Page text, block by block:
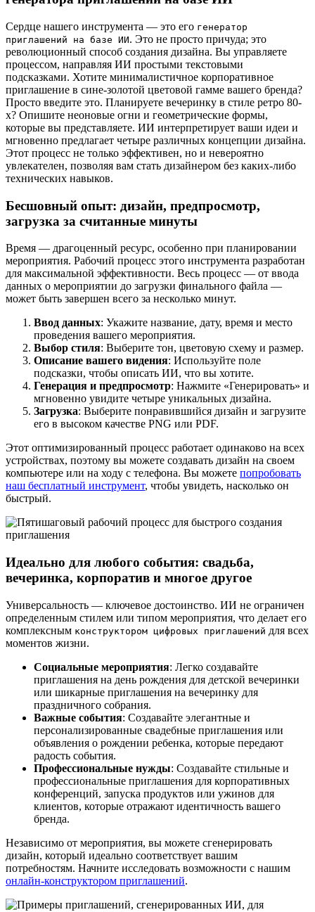
Сердце нашего инструмента — это его генератор
приглашений на базе ИИ. Это не просто причуда; это
революционный способ создания дизайна. Вы управляете
процессом, направляя ИИ простыми текстовыми
подсказками. Хотите минималистичное корпоративное
приглашение в сине-золотой цветовой гамме вашего бренда?
Просто введите это. Планируете вечеринку в стиле ретро 80-
х? Опишите неоновые огни и геометрические формы,
которые вы представляете. ИИ интерпретирует ваши идеи и
мгновенно предлагает четыре различных концепции дизайна.
Этот процесс не только эффективен, но и невероятно
увлекателен, позволяя вам стать дизайнером без каких-либо
технических навыков.
Бесшовный опыт: дизайн, предпросмотр,
загрузка за считанные минуты
Время — драгоценный ресурс, особенно при планировании
мероприятия. Рабочий процесс этого инструмента разработан
для максимальной эффективности. Весь процесс — от ввода
данных о мероприятии до загрузки финального файла —
может быть завершен всего за несколько минут.
Ввод данных: Укажите название, дату, время и место
проведения вашего мероприятия.
Выбор стиля: Выберите тон, цветовую схему и размер.
Описание вашего видения: Используйте поле
подсказки, чтобы описать ИИ, что вы хотите.
Генерация и предпросмотр: Нажмите «Генерировать» и
мгновенно увидите четыре уникальных дизайна.
Загрузка: Выберите понравившийся дизайн и загрузите
его в высоком качестве PNG или PDF.
Этот оптимизированный процесс работает одинаково на всех
устройствах, поэтому вы можете создавать дизайн на своем
компьютере или на ходу с телефона. Вы можете попробовать
наш бесплатный инструмент, чтобы увидеть, насколько он
быстрый.
Идеально для любого события: свадьба,
вечеринка, корпоратив и многое другое
Универсальность — ключевое достоинство. ИИ не ограничен
определенным стилем или типом мероприятия, что делает его
комплексным конструктором цифровых приглашений для всех
моментов жизни.
Социальные мероприятия: Легко создавайте
приглашения на день рождения для детской вечеринки
или шикарные приглашения на вечеринку для
праздничного собрания.
Важные события: Создавайте элегантные и
персонализированные свадебные приглашения или
объявления о рождении ребенка, которые передают
радость события.
Профессиональные нужды: Создавайте стильные и
профессиональные приглашения для корпоративных
конференций, запуска продуктов или ужинов для
клиентов, которые отражают идентичность вашего
бренда.
Независимо от мероприятия, вы можете сгенерировать
дизайн, который идеально соответствует вашим
потребностям. Начните исследовать возможности с нашим
онлайн-конструктором приглашений.